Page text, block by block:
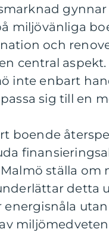
miljövänliga
och
central
inte enbart
sig till en
boende
ställa om
detta
energisnåla